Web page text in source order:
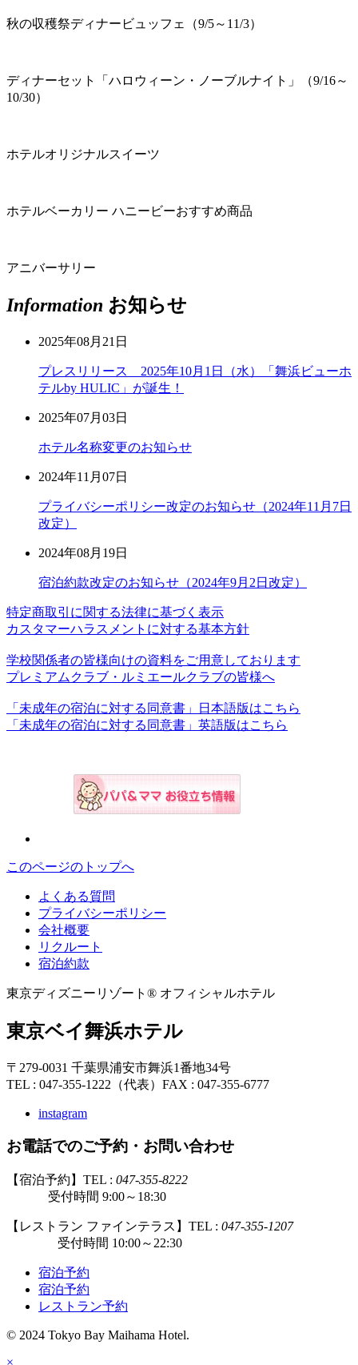
秋の収穫祭ディナービュッフェ（9/5～11/3）
ディナーセット「ハロウィーン・ノーブルナイト」（9/16～
10/30）
ホテルオリジナルスイーツ
ホテルベーカリー ハニービーおすすめ商品
アニバーサリー
Information お知らせ
2025年08月21日
プレスリリース 2025年10月1日（水）「舞浜ビューホ
テルby HULIC」が誕生！
2025年07月03日
ホテル名称変更のお知らせ
2024年11月07日
プライバシーポリシー改定のお知らせ（2024年11月7日
改定）
2024年08月19日
宿泊約款改定のお知らせ（2024年9月2日改定）
特定商取引に関する法律に基づく表示
カスタマーハラスメントに対する基本方針
学校関係者の皆様向けの資料をご用意しております
プレミアムクラブ・ルミエールクラブの皆様へ
「未成年の宿泊に対する同意書」日本語版はこちら
「未成年の宿泊に対する同意書」英語版はこちら
このページのトップへ
よくある質問
プライバシーポリシー
会社概要
リクルート
宿泊約款
東京ディズニーリゾート® オフィシャルホテル
東京ベイ舞浜ホテル
〒279-0031 千葉県浦安市舞浜1番地34号
TEL : 047-355-1222（代表） FAX : 047-355-6777
instagram
お電話でのご予約・お問い合わせ
【宿泊予約】TEL : 047-355-8222
受付時間 9:00～18:30
【レストラン ファインテラス】TEL : 047-355-1207
受付時間 10:00～22:30
宿泊予約
宿泊予約
レストラン予約
© 2024 Tokyo Bay Maihama Hotel.
×